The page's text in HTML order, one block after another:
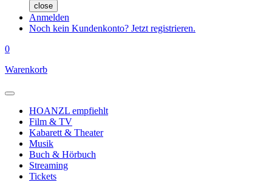
close
Anmelden
Noch kein Kundenkonto? Jetzt registrieren.
0
Warenkorb
HOANZL empfiehlt
Film & TV
Kabarett & Theater
Musik
Buch & Hörbuch
Streaming
Tickets